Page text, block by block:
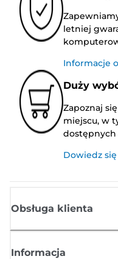
letniej
Informacje
Duży
Zapoznaj
miejscu, w
dostępnych
Dowiedz
Obsługa klienta
Informacja